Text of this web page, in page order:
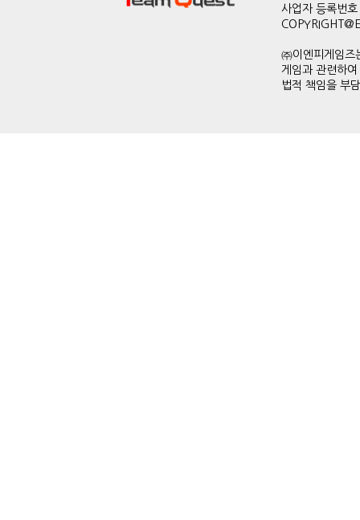
사업자 등록번
㈜이엔피게임즈
게임과 관련하
법적 책임을 부